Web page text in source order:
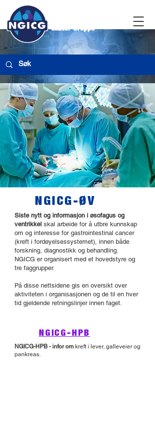
NGICG-ØV
Siste nytt og informasjon i øsofagus og
ventrikkel skal arbeide for å utbre kunnskap
om og interesse for gastrointestinal cancer
(kreft i fordøyelsessystemet), innen både
forskning, diagnostikk og behandling.
NGICG er organisert med et hovedstyre og
tre faggrupper.
På disse nettsidene gis en oversikt over
aktiviteten i organisasjonen og de til en hver
tid gjeldende retningslinjer innen faget.
NGICG-HPB
NGICG-HPB - infor om kreft i lever, galleveier og
pankreas.